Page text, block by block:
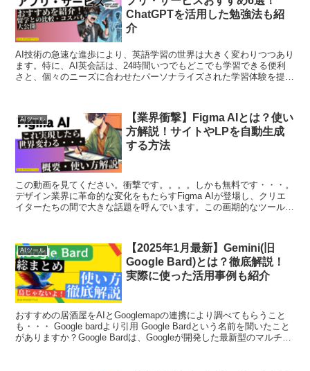
きょろ
関連記事
Replit Agentの使い方～料金～活
用事例を徹底解説
プログラミングの世界に革命を起こす可能性を秘めた「Replit
Agent」をご存知でしょうか？このAI駆動の開発支援ツールは、「イ
ベント管理サービスを作って」といった簡単な指示だけで、ログイン
機能やデータベース連携まで備えた本格的なWeb...
プリ・サービスおすすめ6選！
ChatGPTを活用した勉強法も紹
介
AI技術の急速な進歩により、英語学習の世界は大きく変わりつつあり
ます。特に、AI英会話は、24時間いつでもどこでも学習できる便利
さと、個々のニーズに合わせたパーソナライズされた学習体験を提供
することで、多くの学習者の注目を集めています。本記...